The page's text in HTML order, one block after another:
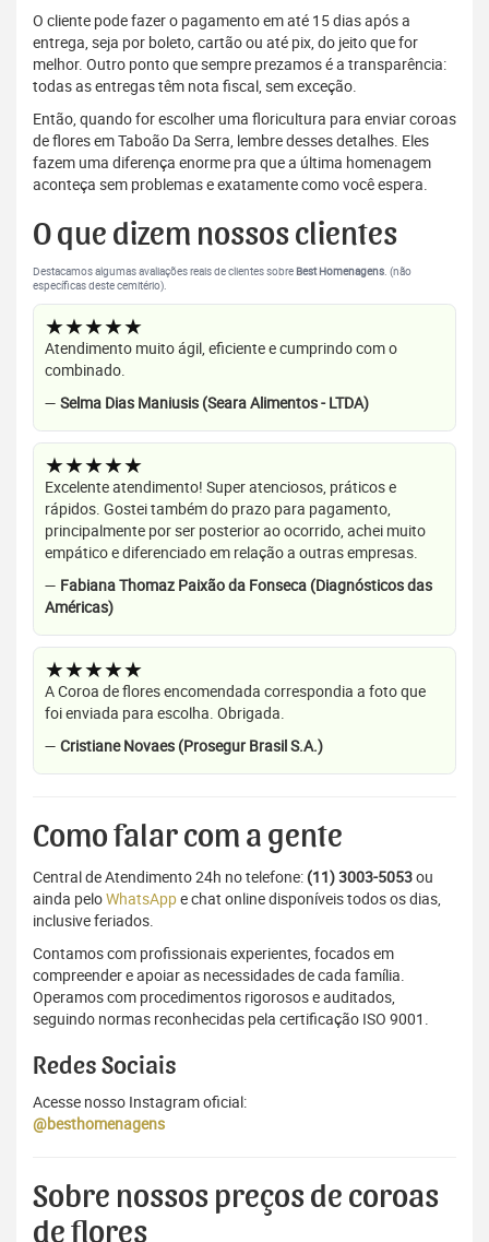
O cliente pode fazer o pagamento em até 15 dias após a
entrega, seja por boleto, cartão ou até pix, do jeito que for
melhor. Outro ponto que sempre prezamos é a transparência:
todas as entregas têm nota fiscal, sem exceção.
Então, quando for escolher uma floricultura para enviar coroas
de flores em Taboão Da Serra, lembre desses detalhes. Eles
fazem uma diferença enorme pra que a última homenagem
aconteça sem problemas e exatamente como você espera.
O que dizem nossos clientes
Destacamos algumas avaliações reais de clientes sobre Best Homenagens. (não
específicas deste cemitério).
★★★★★
Atendimento muito ágil, eficiente e cumprindo com o
combinado.
— Selma Dias Maniusis (Seara Alimentos - LTDA)
★★★★★
Excelente atendimento! Super atenciosos, práticos e
rápidos. Gostei também do prazo para pagamento,
principalmente por ser posterior ao ocorrido, achei muito
empático e diferenciado em relação a outras empresas.
— Fabiana Thomaz Paixão da Fonseca (Diagnósticos das
Américas)
★★★★★
A Coroa de flores encomendada correspondia a foto que
foi enviada para escolha. Obrigada.
— Cristiane Novaes (Prosegur Brasil S.A.)
Como falar com a gente
Central de Atendimento 24h no telefone: (11) 3003-5053ou
ainda peloWhatsAppe chat online disponíveis todos os dias,
inclusive feriados.
Contamos com profissionais experientes, focados em
compreender e apoiar as necessidades de cada família.
Operamos com procedimentos rigorosos e auditados,
seguindo normas reconhecidas pela certificação ISO 9001.
Redes Sociais
Acesse nosso Instagram oficial:
@besthomenagens
Sobre nossos preços de coroas
de flores